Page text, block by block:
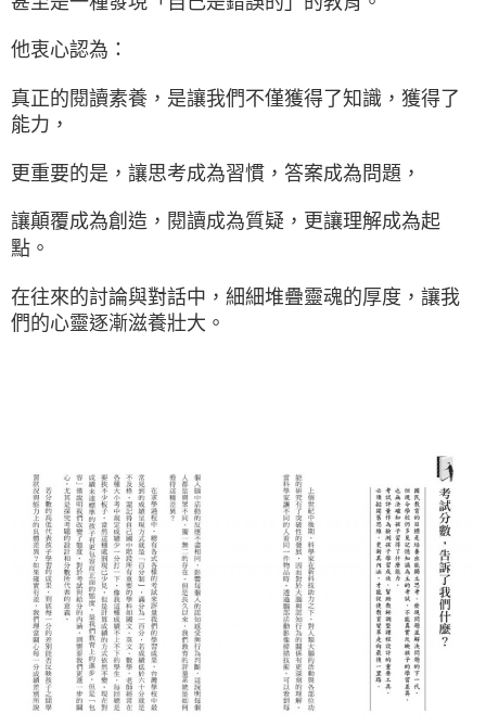
他衷心認為：
真正的閱讀素養，是讓我們不僅獲得了知識，獲得了
能力，
更重要的是，讓思考成為習慣，答案成為問題，
讓顛覆成為創造，閱讀成為質疑，更讓理解成為起
點。
在往來的討論與對話中，細細堆疊靈魂的厚度，讓我
們的心靈逐漸滋養壯大。